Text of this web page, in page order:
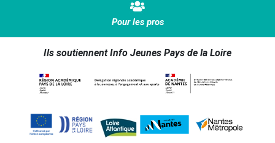
Pour les pros
Ils soutiennent Info Jeunes Pays de la Loire